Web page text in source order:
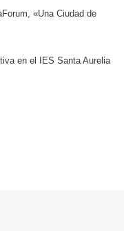
«Una Ciudad de
en el IES Santa Aurelia